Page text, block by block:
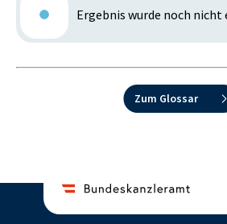
Ergebnis wurde noch
Zum Glossar